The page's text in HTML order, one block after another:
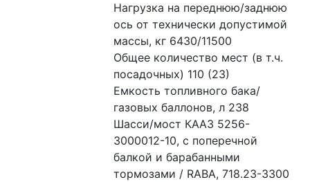
Нагрузка на переднюю/заднюю
ось от технически допустимой
массы, кг 6430/11500
Общее количество мест (в т.ч.
посадочных) 110 (23)
Емкость топливного бака/
газовых баллонов, л 238
Шасси/мост КААЗ 5256-
3000012-10, с поперечной
балкой и барабанными
тормозами / RABA, 718.23-3300